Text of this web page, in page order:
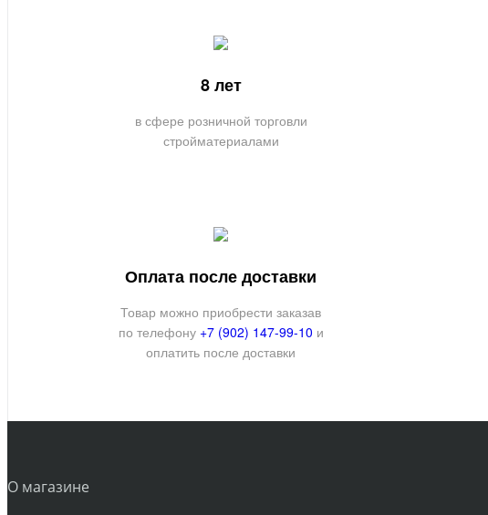
8 лет
в сфере розничной торговли
стройматериалами
Оплата после доставки
Товар можно приобрести заказав
по телефону +7 (902) 147-99-10 и
оплатить после доставки
О магазине